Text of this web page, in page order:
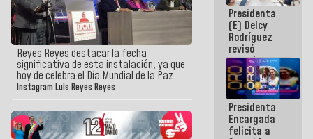
Reyes Reyes destacar la fecha
significativa de esta instalación, ya que
hoy de celebra el Día‎ Mundial‎ de‎ la‎ Paz
Instagram Luis Reyes Reyes
Centroamericanos
y del Caribe
2026
Presidenta
(E) Delcy
Rodríguez
revisó
agenda
económica y
ejecución de
fondos de
emergencia
post-sismos
Presidenta
Encargada
felicita a